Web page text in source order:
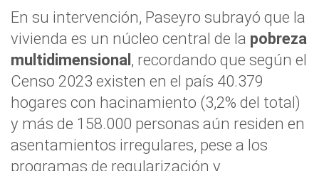
En su intervención, Paseyro subrayó que la
vivienda es un núcleo central de la pobreza
multidimensional, recordando que según el
Censo 2023 existen en el país 40.379
hogares con hacinamiento (3,2% del total)
y más de 158.000 personas aún residen en
asentamientos irregulares, pese a los
programas de regularización y